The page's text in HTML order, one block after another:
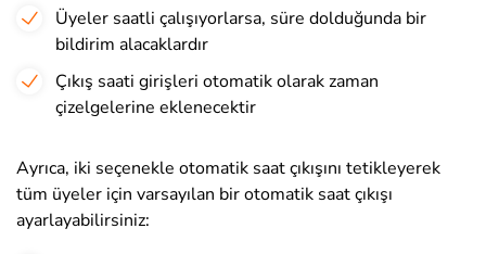
Üyeler saatli çalışıyorlarsa, süre dolduğunda bir
bildirim alacaklardır
Çıkış saati girişleri otomatik olarak zaman
çizelgelerine eklenecektir
Ayrıca, iki seçenekle otomatik saat çıkışını tetikleyerek
tüm üyeler için varsayılan bir otomatik saat çıkışı
ayarlayabilirsiniz: